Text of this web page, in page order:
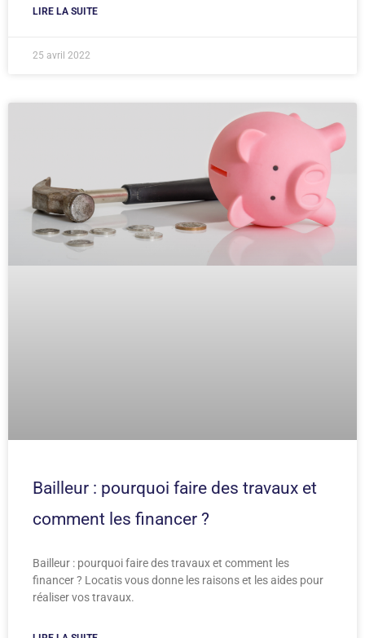
LIRE LA SUITE
25 avril 2022
Bailleur : pourquoi faire des travaux et
comment les financer ?
Bailleur : pourquoi faire des travaux et comment les
financer ? Locatis vous donne les raisons et les aides pour
réaliser vos travaux.